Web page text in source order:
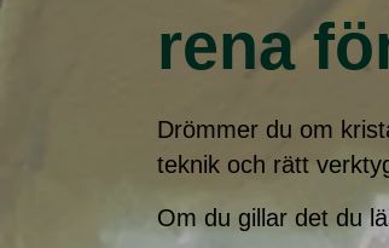
rena
Drömmer du om
teknik och rätt
Om du gillar det du